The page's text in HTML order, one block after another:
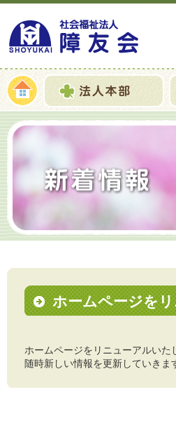
ホームページを
ホームページをリニューアルいた
随時新しい情報を更新していき